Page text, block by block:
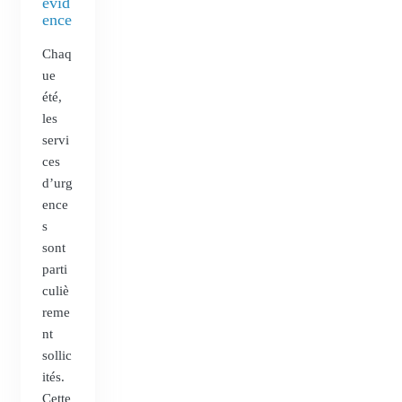
ence
Chaq
ue
été,
les
servi
ces
d’urg
ence
s
sont
parti
culiè
reme
nt
sollic
ités.
Cette